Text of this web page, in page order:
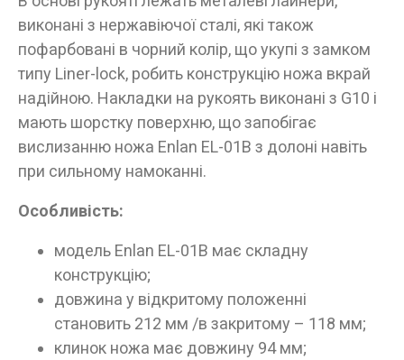
виконані з нержавіючої сталі, які також
пофарбовані в чорний колір, що укупі з замком
типу Liner-lock, робить конструкцію ножа вкрай
надійною. Накладки на рукоять виконані з G10 і
мають шорстку поверхню, що запобігає
вислизанню ножа Enlan EL-01B з долоні навіть
при сильному намоканні.
Особливість:
модель Enlan EL-01B має складну
конструкцію;
довжина у відкритому положенні
становить 212 мм /в закритому – 118 мм;
клинок ножа має довжину 94 мм;
досягли 18 років!
Вам виповнилося 18 років?